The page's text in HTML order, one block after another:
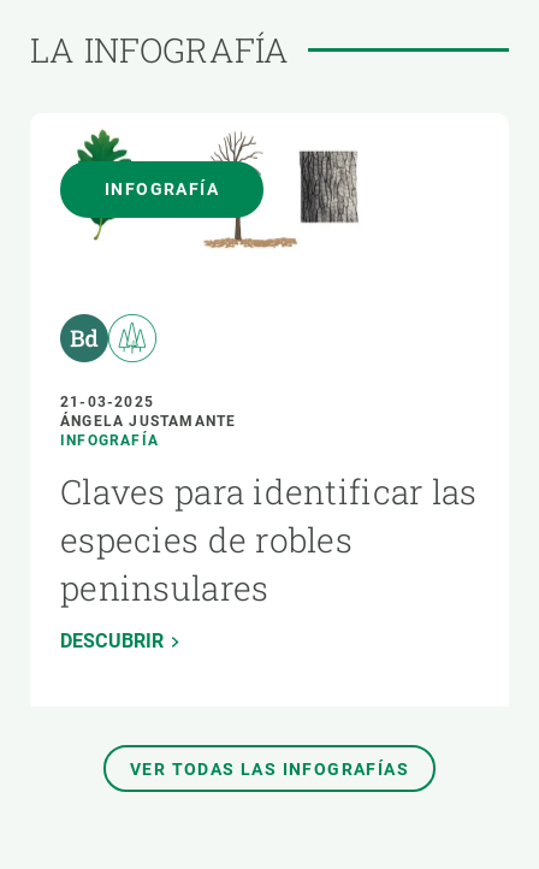
LA INFOGRAFÍA
INFOGRAFÍA
21-03-2025
ÁNGELA JUSTAMANTE
INFOGRAFÍA
Claves para identificar las
especies de robles
peninsulares
DESCUBRIR
VER TODAS LAS INFOGRAFÍAS